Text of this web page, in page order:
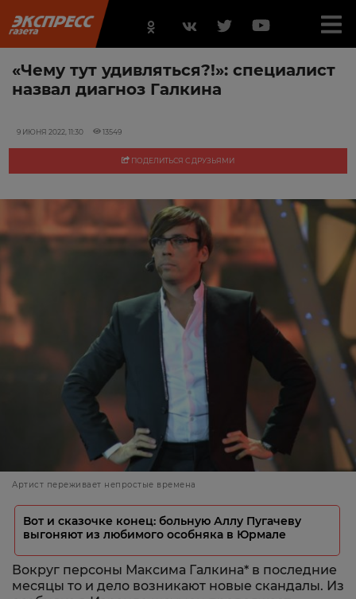
«Чему тут удивляться?!»: специалист
назвал диагноз Галкина
9 ИЮНЯ 2022, 11:30 13549
ПОДЕЛИТЬСЯ С ДРУЗЬЯМИ
Артист переживает непростые времена
Вот и сказочке конец: больную Аллу Пугачеву
выгоняют из любимого особняка в Юрмале
Вокруг персоны Максима Галкина* в последние
месяцы то и дело возникают новые скандалы. Из